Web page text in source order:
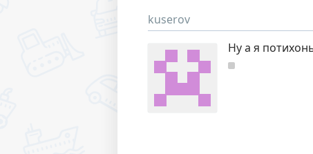
kuserov
Ну а я